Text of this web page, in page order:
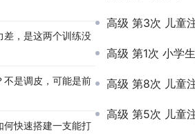
高级 第3次 儿童
高级 第1次 小学生注
高级 第8次 儿童注
高级 第5次 儿童注
差，是这两个训练没
不是调皮，可能是前
何快速搭建一支能打